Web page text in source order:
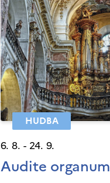
HUDBA
6. 8. - 24. 9.
Audite organum